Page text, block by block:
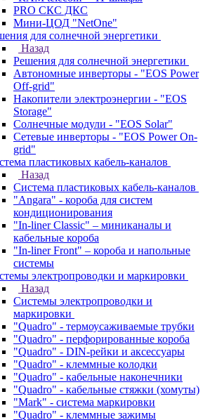
PRO СКС ДКС
Мини-ЦОД "NetOne"
для солнечной энергетики
Назад
Решения для солнечной энергетики
Автономные инверторы - "EOS Power
Off-grid"
Накопители электроэнергии - "EOS
Storage"
Солнечные модули - "EOS Solar"
Сетевые инверторы - "EOS Power On-
grid"
пластиковых кабель-каналов
Назад
Система пластиковых кабель-каналов
"Angara" - короба для систем
кондиционирования
"In-liner Classic" – миниканалы и
кабельные короба
"In-liner Front" – короба и напольные
системы
электропроводки и маркировки
Назад
Системы электропроводки и
маркировки
"Quadro" - термоусаживаемые трубки
"Quadro" - перфорированные короба
"Quadro" - DIN-рейки и аксессуары
"Quadro" - клеммные колодки
"Quadro" - кабельные наконечники
"Quadro" - кабельные стяжки (хомуты)
"Mark" - система маркировки
"Quadro" - клеммные зажимы